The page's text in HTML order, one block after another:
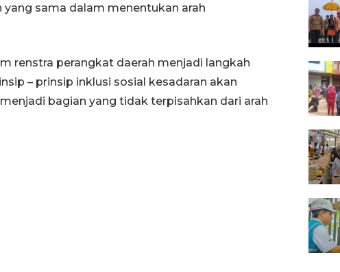
yang sama dalam menentukan arah
renstra perangkat daerah menjadi langkah
– prinsip inklusi sosial kesadaran akan
bagian yang tidak terpisahkan dari arah